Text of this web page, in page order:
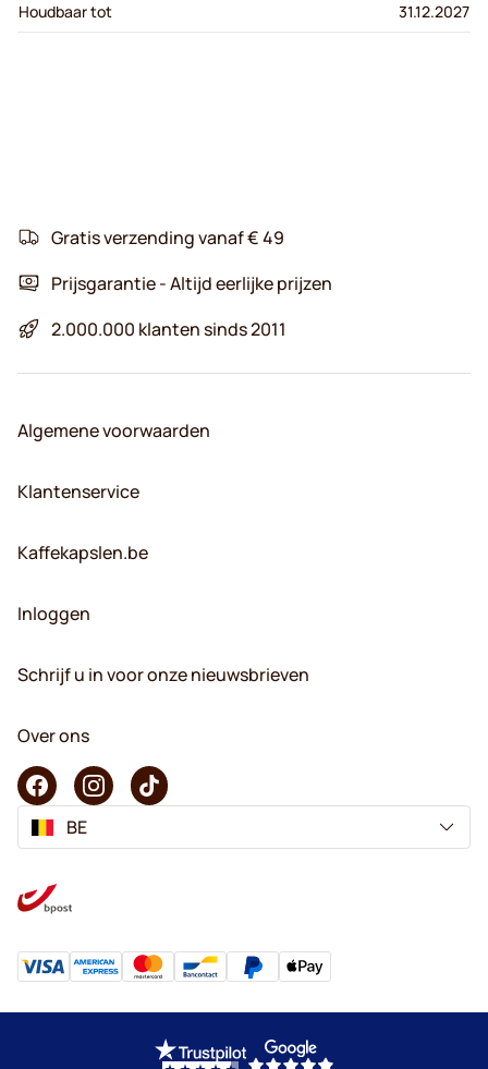
Houdbaar tot
31.12.2027
Gratis verzending vanaf € 49
Prijsgarantie - Altijd eerlijke prijzen
2.000.000 klanten sinds 2011
Algemene voorwaarden
Klantenservice
Kaffekapslen.be
Inloggen
Schrijf u in voor onze nieuwsbrieven
Over ons
BE